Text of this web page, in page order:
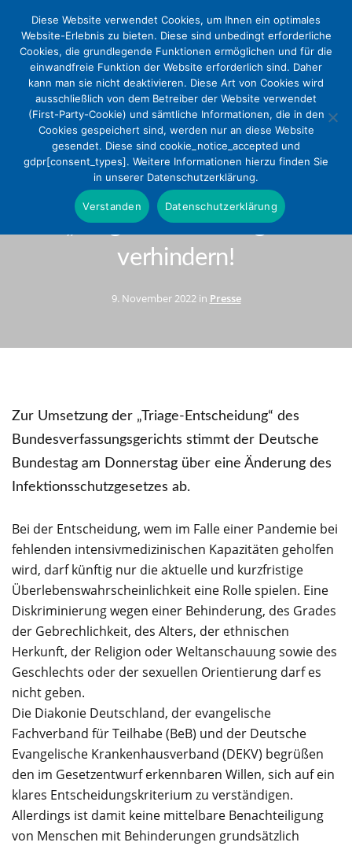
Diakonie, DEKV und BeB
fordern: Unbedingt jetzt die
„Triage vor der Triage“
verhindern!
9. November 2022 in Presse
Zur Umsetzung der „Triage-Entscheidung“ des
Bundesverfassungsgerichts stimmt der Deutsche
Bundestag am Donnerstag über eine Änderung des
Infektionsschutzgesetzes ab.
Bei der Entscheidung, wem im Falle einer Pandemie bei
fehlenden intensivmedizinischen Kapazitäten geholfen
wird, darf künftig nur die aktuelle und kurzfristige
Überlebenswahrscheinlichkeit eine Rolle spielen. Eine
Diskriminierung wegen einer Behinderung, des Grades
der Gebrechlichkeit, des Alters, der ethnischen
Herkunft, der Religion oder Weltanschauung sowie des
Geschlechts oder der sexuellen Orientierung darf es
nicht geben.
Die Diakonie Deutschland, der evangelische
Fachverband für Teilhabe (BeB) und der Deutsche
Evangelische Krankenhausverband (DEKV) begrüßen
den im Gesetzentwurf erkennbaren Willen, sich auf ein
klares Entscheidungskriterium zu verständigen.
Allerdings ist damit keine mittelbare Benachteiligung
von Menschen mit Behinderungen grundsätzlich
Diese Website verwendet Cookies, um Ihnen ein optimales
Website-Erlebnis zu bieten. Diese sind unbedingt erforderliche
Cookies, die grundlegende Funktionen ermöglichen und für die
einwandfreie Funktion der Website erforderlich sind. Daher
kann man sie nicht deaktivieren. Diese Art von Cookies wird
ausschließlich von dem Betreiber der Website verwendet
(First-Party-Cookie) und sämtliche Informationen, die in den
Cookies gespeichert sind, werden nur an diese Website
gesendet. Diese sind cookie_notice_accepted und
gdpr[consent_types]. Weitere Informationen hierzu finden Sie
in unserer Datenschutzerklärung.
Verstanden Datenschutzerklärung